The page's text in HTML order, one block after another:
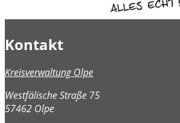
Kontakt
Kreisverwaltung Olpe
Westfälische Straße 75
57462 Olpe